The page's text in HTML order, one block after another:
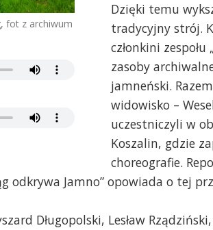
fot z archiwum
Dzięki temu
tradycyjny strój.
członkini
zasoby
jamneński.
widowisko –
uczestniczyli w
Koszalin, gdzie
choreografie.
odkrywa Jamno” opowiada o tej
Długopolski, Lesław